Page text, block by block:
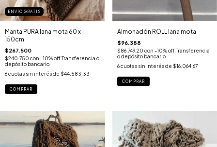
ENVÍO GRATIS
Manta PURA lana mota 60 x
150cm
$267.500
$240.750 con -10% off Transferencia o
depósito bancario
6cuotas sin interés de $44.583,33
COMPRAR
Almohadón ROLL lana mota
$96.388
$86.749,20 con -10% off Transferencia
o depósito bancario
6 cuotas sin interés de $16.064,67
COMPRAR